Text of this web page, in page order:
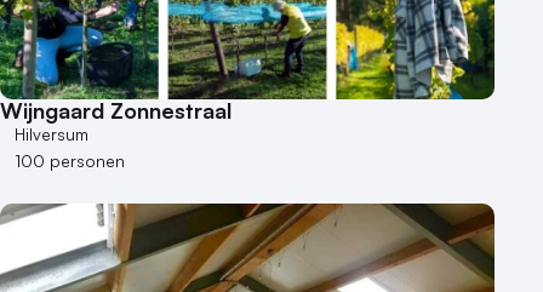
Wijngaard Zonnestraal
Hilversum
100 personen